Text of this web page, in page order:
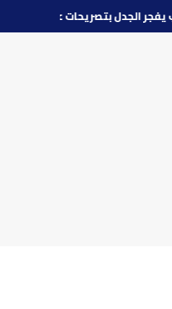
ترامب يفجر الجدل بتصريحات عن